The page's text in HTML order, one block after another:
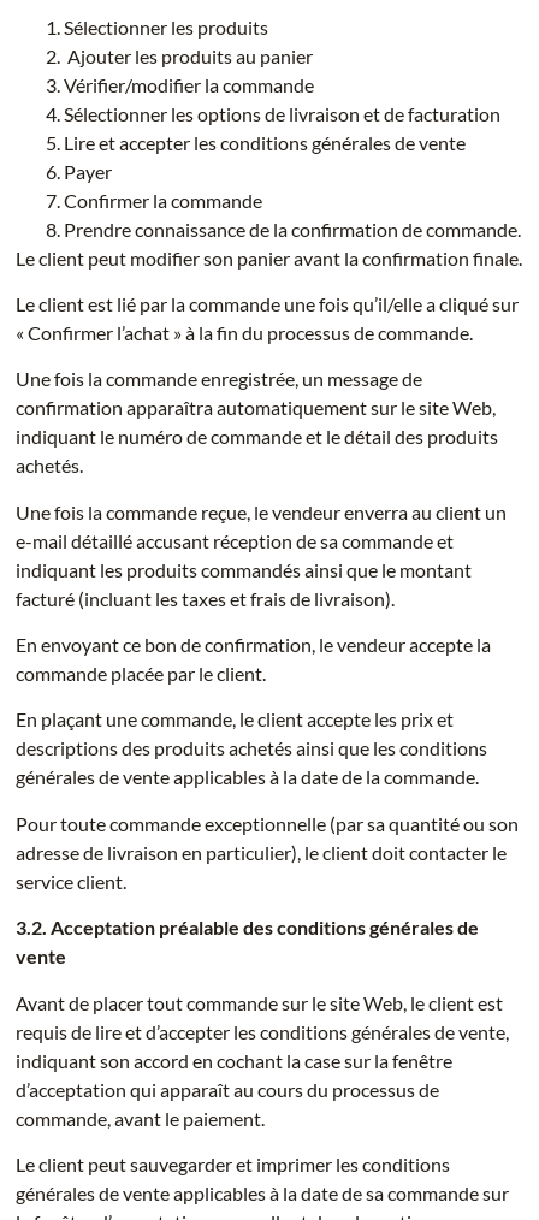
Sélectionner les produits
Ajouter les produits au panier
Vérifier/modifier la commande
Sélectionner les options de livraison et de facturation
Lire et accepter les conditions générales de vente
Payer
Confirmer la commande
Prendre connaissance de la confirmation de commande.
Le client peut modifier son panier avant la confirmation finale.
Le client est lié par la commande une fois qu’il/elle a cliqué sur
« Confirmer l’achat » à la fin du processus de commande.
Une fois la commande enregistrée, un message de
confirmation apparaîtra automatiquement sur le site Web,
indiquant le numéro de commande et le détail des produits
achetés.
Une fois la commande reçue, le vendeur enverra au client un
e-mail détaillé accusant réception de sa commande et
indiquant les produits commandés ainsi que le montant
facturé (incluant les taxes et frais de livraison).
En envoyant ce bon de confirmation, le vendeur accepte la
commande placée par le client.
En plaçant une commande, le client accepte les prix et
descriptions des produits achetés ainsi que les conditions
générales de vente applicables à la date de la commande.
Pour toute commande exceptionnelle (par sa quantité ou son
adresse de livraison en particulier), le client doit contacter le
service client.
3.2. Acceptation préalable des conditions générales de
vente
Avant de placer tout commande sur le site Web, le client est
requis de lire et d’accepter les conditions générales de vente,
indiquant son accord en cochant la case sur la fenêtre
d’acceptation qui apparaît au cours du processus de
commande, avant le paiement.
Le client peut sauvegarder et imprimer les conditions
générales de vente applicables à la date de sa commande sur